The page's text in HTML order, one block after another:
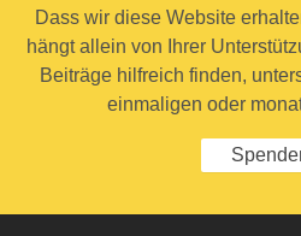
Dass wir diese Website
hängt allein von Ihrer
Beiträge hilfreich finden,
einmaligen oder